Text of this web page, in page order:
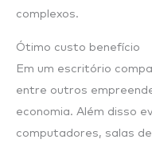
complexos.
Ótimo custo benefício
Em um escritório
entre outros
economia. Além disso
computadores, salas